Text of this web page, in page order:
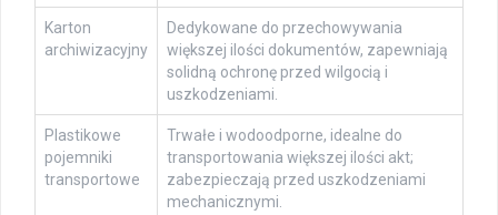
Karton
archiwizacyjny
Dedykowane do przechowywania
większej ilości dokumentów, zapewniają
solidną ochronę przed wilgocią i
uszkodzeniami.
Plastikowe
pojemniki
transportowe
Trwałe i wodoodporne, idealne do
transportowania większej ilości akt;
zabezpieczają przed uszkodzeniami
mechanicznymi.